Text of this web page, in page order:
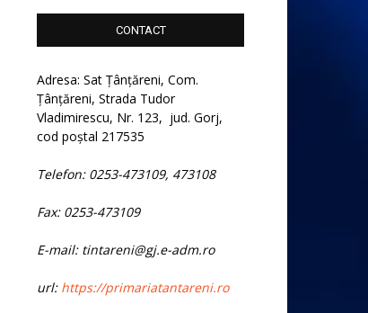
CONTACT
Adresa: Sat Țânțăreni, Com.
Țânțăreni, Strada Tudor
Vladimirescu, Nr. 123, jud. Gorj,
cod poștal 217535
Telefon: 0253-473109, 473108
Fax: 0253-473109
E-mail: tintareni@gj.e-adm.ro
url: https://primariatantareni.ro